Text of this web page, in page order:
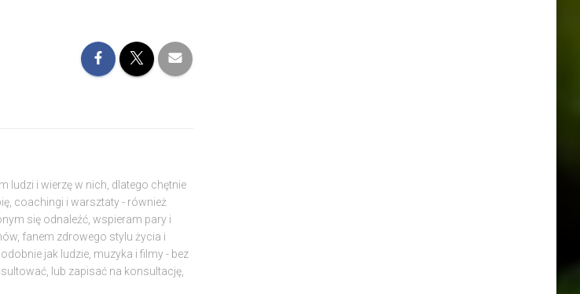
ludzi i wierzę w nich, dlatego chętnie
coachingi i warsztaty - również
się odnaleźć, wspieram pary i
fanem zdrowego stylu życia i
jak ludzie, muzyka i filmy - bez
lub zapisać na konsultację,